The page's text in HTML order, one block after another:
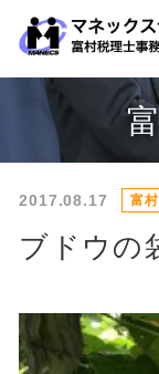
2017.08.17 富
ブドウの